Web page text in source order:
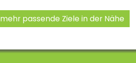
mehr passende Ziele in der Nähe